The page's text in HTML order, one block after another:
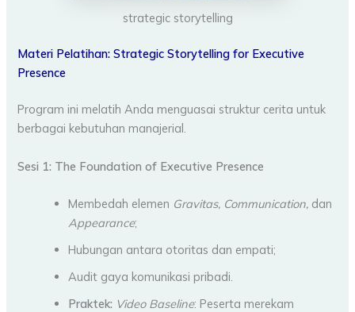
strategic storytelling
Materi Pelatihan: Strategic Storytelling for Executive
Presence
Program ini melatih Anda menguasai struktur cerita untuk
berbagai kebutuhan manajerial.
Sesi 1: The Foundation of Executive Presence
Membedah elemen Gravitas, Communication, dan
Appearance;
Hubungan antara otoritas dan empati;
Audit gaya komunikasi pribadi.
Praktek: Video Baseline: Peserta merekam